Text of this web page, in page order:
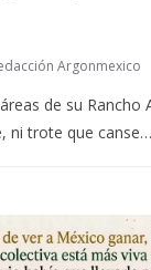
Argonmexico
de su Rancho
ni trote que